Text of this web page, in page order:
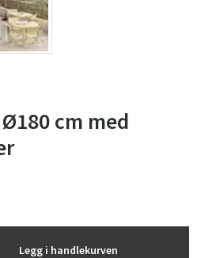
cm med
Legg i handlekurven